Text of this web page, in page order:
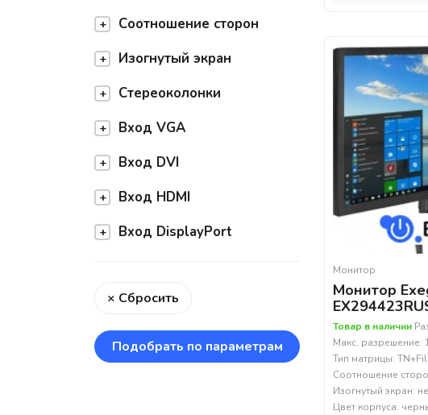
Соотношение сторон
Изогнутый экран
Стереоколонки
Вход VGA
Вход DVI
Вход HDMI
Вход DisplayPort
× Сбросить
Подобрать по параметрам
Монитор
Монитор
Товар в наличии
Макс. разрешение:
Тип матрицы:
Соотношение
Изогнутый экран:
Цвет корпуса: